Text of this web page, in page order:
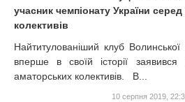
учасник чемпіонату України
колективів
Найтитулованіший клуб
вперше в своїй історії
аматорських колективів. В...
10 серпня 2019,